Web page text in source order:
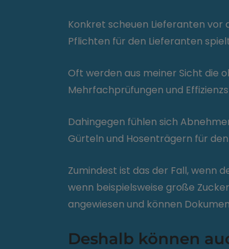
Konkret scheuen Lieferanten vor
Pflichten für den Lieferanten
Oft werden aus meiner Sicht die
Mehrfachprüfungen und
Dahingegen fühlen sich
Gürteln und Hosenträgern für
Zumindest ist das der Fall, wenn
wenn beispielsweise große
angewiesen und können
Deshalb können